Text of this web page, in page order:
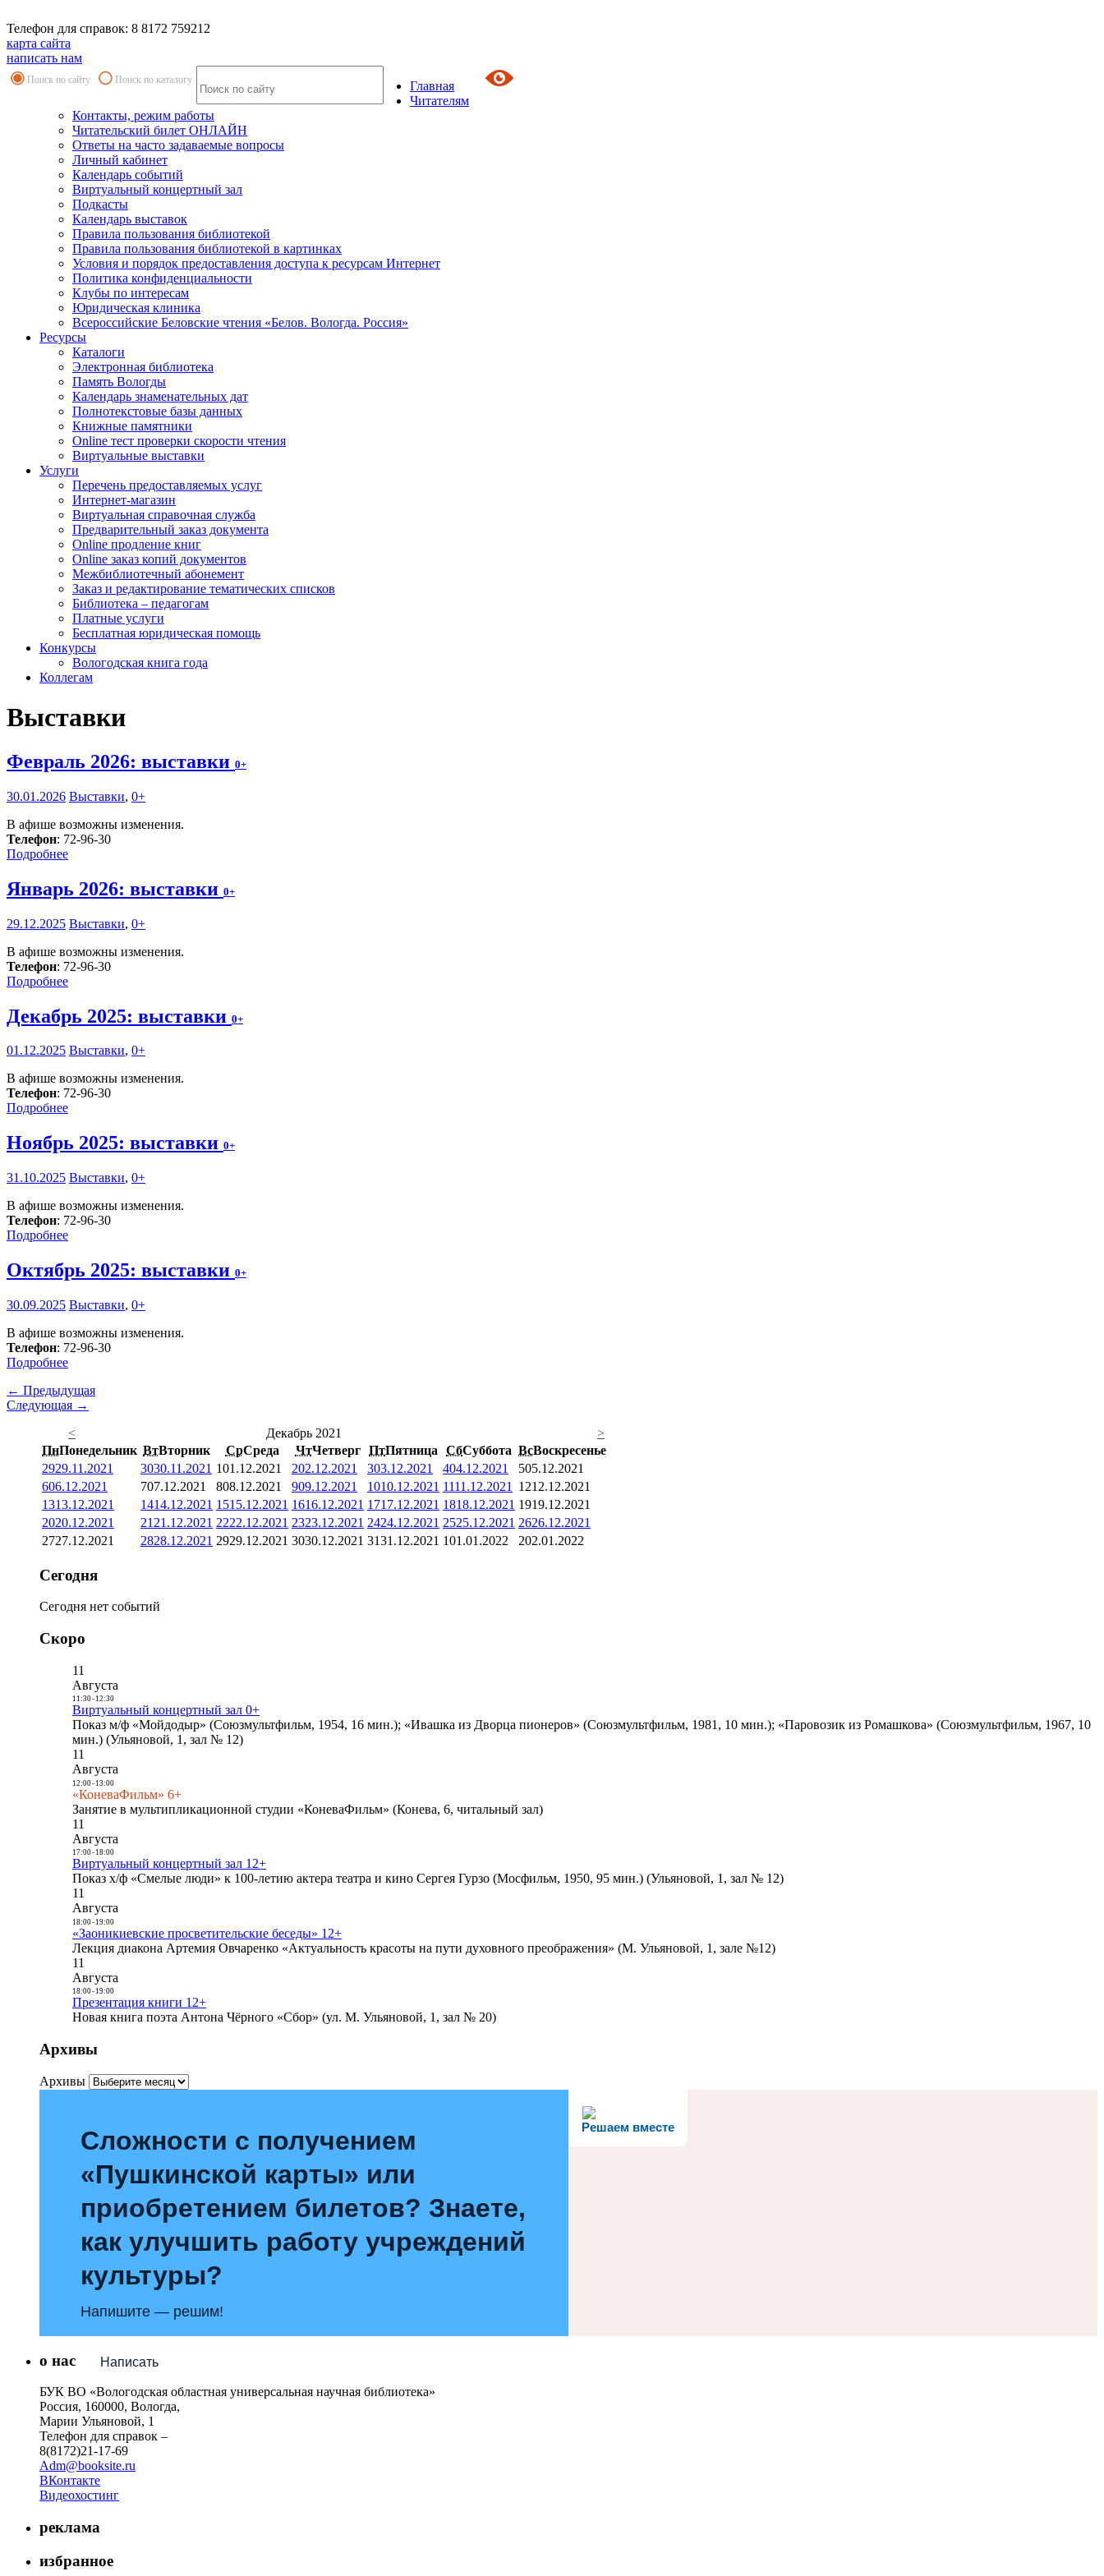
Телефон для справок: 8 8172 759212
карта сайта
написать нам
Поиск по сайту Поиск по каталогу
Главная
Читателям
Контакты, режим работы
Читательский билет ОНЛАЙН
Ответы на часто задаваемые вопросы
Личный кабинет
Календарь событий
Виртуальный концертный зал
Подкасты
Календарь выставок
Правила пользования библиотекой
Правила пользования библиотекой в картинках
Условия и порядок предоставления доступа к ресурсам Интернет
Политика конфиденциальности
Клубы по интересам
Юридическая клиника
Всероссийские Беловские чтения «Белов. Вологда. Россия»
Ресурсы
Каталоги
Электронная библиотека
Память Вологды
Календарь знаменательных дат
Полнотекстовые базы данных
Книжные памятники
Online тест проверки скорости чтения
Виртуальные выставки
Услуги
Перечень предоставляемых услуг
Интернет-магазин
Виртуальная справочная служба
Предварительный заказ документа
Online продление книг
Online заказ копий документов
Межбиблиотечный абонемент
Заказ и редактирование тематических списков
Библиотека – педагогам
Платные услуги
Бесплатная юридическая помощь
Конкурсы
Вологодская книга года
Коллегам
Выставки
Февраль 2026: выставки 0+
30.01.2026 Выставки, 0+
В афише возможны изменения.
Телефон: 72-96-30
Подробнее
Январь 2026: выставки 0+
29.12.2025 Выставки, 0+
В афише возможны изменения.
Телефон: 72-96-30
Подробнее
Декабрь 2025: выставки 0+
01.12.2025 Выставки, 0+
В афише возможны изменения.
Телефон: 72-96-30
Подробнее
Ноябрь 2025: выставки 0+
31.10.2025 Выставки, 0+
В афише возможны изменения.
Телефон: 72-96-30
Подробнее
Октябрь 2025: выставки 0+
30.09.2025 Выставки, 0+
В афише возможны изменения.
Телефон: 72-96-30
Подробнее
← Предыдущая
Следующая →
<
Декабрь 2021
>
ПнПонедельник ВтВторник СрСреда ЧтЧетверг ПтПятница СбСуббота ВсВоскресенье
2929.11.2021 3030.11.2021 101.12.2021 202.12.2021 303.12.2021 404.12.2021 505.12.2021
606.12.2021 707.12.2021 808.12.2021 909.12.2021 1010.12.2021 1111.12.2021 1212.12.2021
1313.12.2021 1414.12.2021 1515.12.2021 1616.12.2021 1717.12.2021 1818.12.2021 1919.12.2021
2020.12.2021 21 21.12.2021 2222.12.2021 2323.12.2021 2424.12.2021 2525.12.2021 2626.12.2021
2727.12.2021 2828.12.2021 2929.12.2021 3030.12.2021 3131.12.2021 101.01.2022 202.01.2022
Сегодня
Сегодня нет событий
Скоро
11
Августа
11:30- 12:30
Виртуальный концертный зал 0+
Показ м/ф «Мойдодыр» (Союзмультфильм, 1954, 16 мин.); «Ивашка из Дворца пионеров» (Союзмультфильм, 1981, 10 мин.); «Паровозик из Ромашкова» (Союзмультфильм, 1967, 10
мин.) (Ульяновой, 1, зал № 12)
11
Августа
12:00- 13:00
«КоневаФильм» 6+
Занятие в мультипликационной студии «КоневаФильм» (Конева, 6, читальный зал)
11
Августа
17:00- 18:00
Виртуальный концертный зал 12+
Показ х/ф «Смелые люди» к 100-летию актера театра и кино Сергея Гурзо (Мосфильм, 1950, 95 мин.) (Ульяновой, 1, зал № 12)
11
Августа
18:00- 19:00
«Заоникиевские просветительские беседы» 12+
Лекция диакона Артемия Овчаренко «Актуальность красоты на пути духовного преображения» (М. Ульяновой, 1, зале №12)
11
Августа
18:00- 19:00
Презентация книги 12+
Новая книга поэта Антона Чёрного «Сбор» (ул. М. Ульяновой, 1, зал № 20)
Архивы
Архивы
Решаем вместе
Сложности с получением
«Пушкинской карты» или
приобретением билетов? Знаете,
как улучшить работу учреждений
культуры?
Напишите — решим!
Написать
о нас
БУК ВО «Вологодская областная универсальная научная библиотека»
Россия, 160000, Вологда,
Марии Ульяновой, 1
Телефон для справок –
8(8172)21-17-69
Adm@booksite.ru
ВКонтакте
Видеохостинг
реклама
избранное